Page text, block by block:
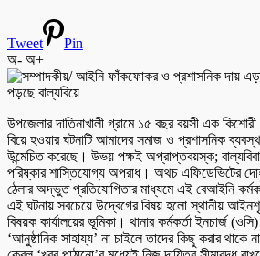
Tweet
Pin
অ- অ+
উপজেলার দাতিনাখালী গ্রামে ১৫ বছর বয়সী এক
বিয়ে হওয়ার ঘটনাটি আমাদের সমাজ ও প্রশাসনিক
উন্মেচিত করেছে। উভয় পক্ষই অপ্রাপ্তবয়স্ক;
পরিষ্কার শাস্তিযোগ্য অপরাধ। অথচ এফিডেভিটের
ঠেলার অদ্ভুত প্রতিযোগিতার মাধ্যমে এই বেআইনি
এই ঘটনায় সবচেয়ে উদ্বেগের বিষয় হলো স্থানীয়
বিষয়ক কার্যালয়ের ভূমিকা। থানার কর্মকর্তা ইনচার্জ
‘আনুষ্ঠানিক সাহায্য’ না চাইলে তাদের কিছু করার থাকে